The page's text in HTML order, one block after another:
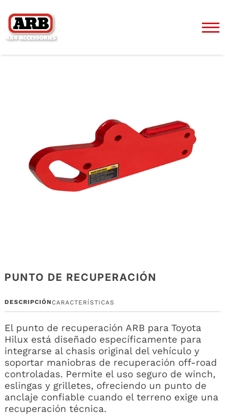
PUNTO DE RECUPERACIÓN
DESCRIPCIÓNCARACTERÍSTICAS
El punto de recuperación ARB para Toyota
Hilux está diseñado específicamente para
integrarse al chasis original del vehículo y
soportar maniobras de recuperación off-road
controladas. Permite el uso seguro de winch,
eslingas y grilletes, ofreciendo un punto de
anclaje confiable cuando el terreno exige una
recuperación técnica.